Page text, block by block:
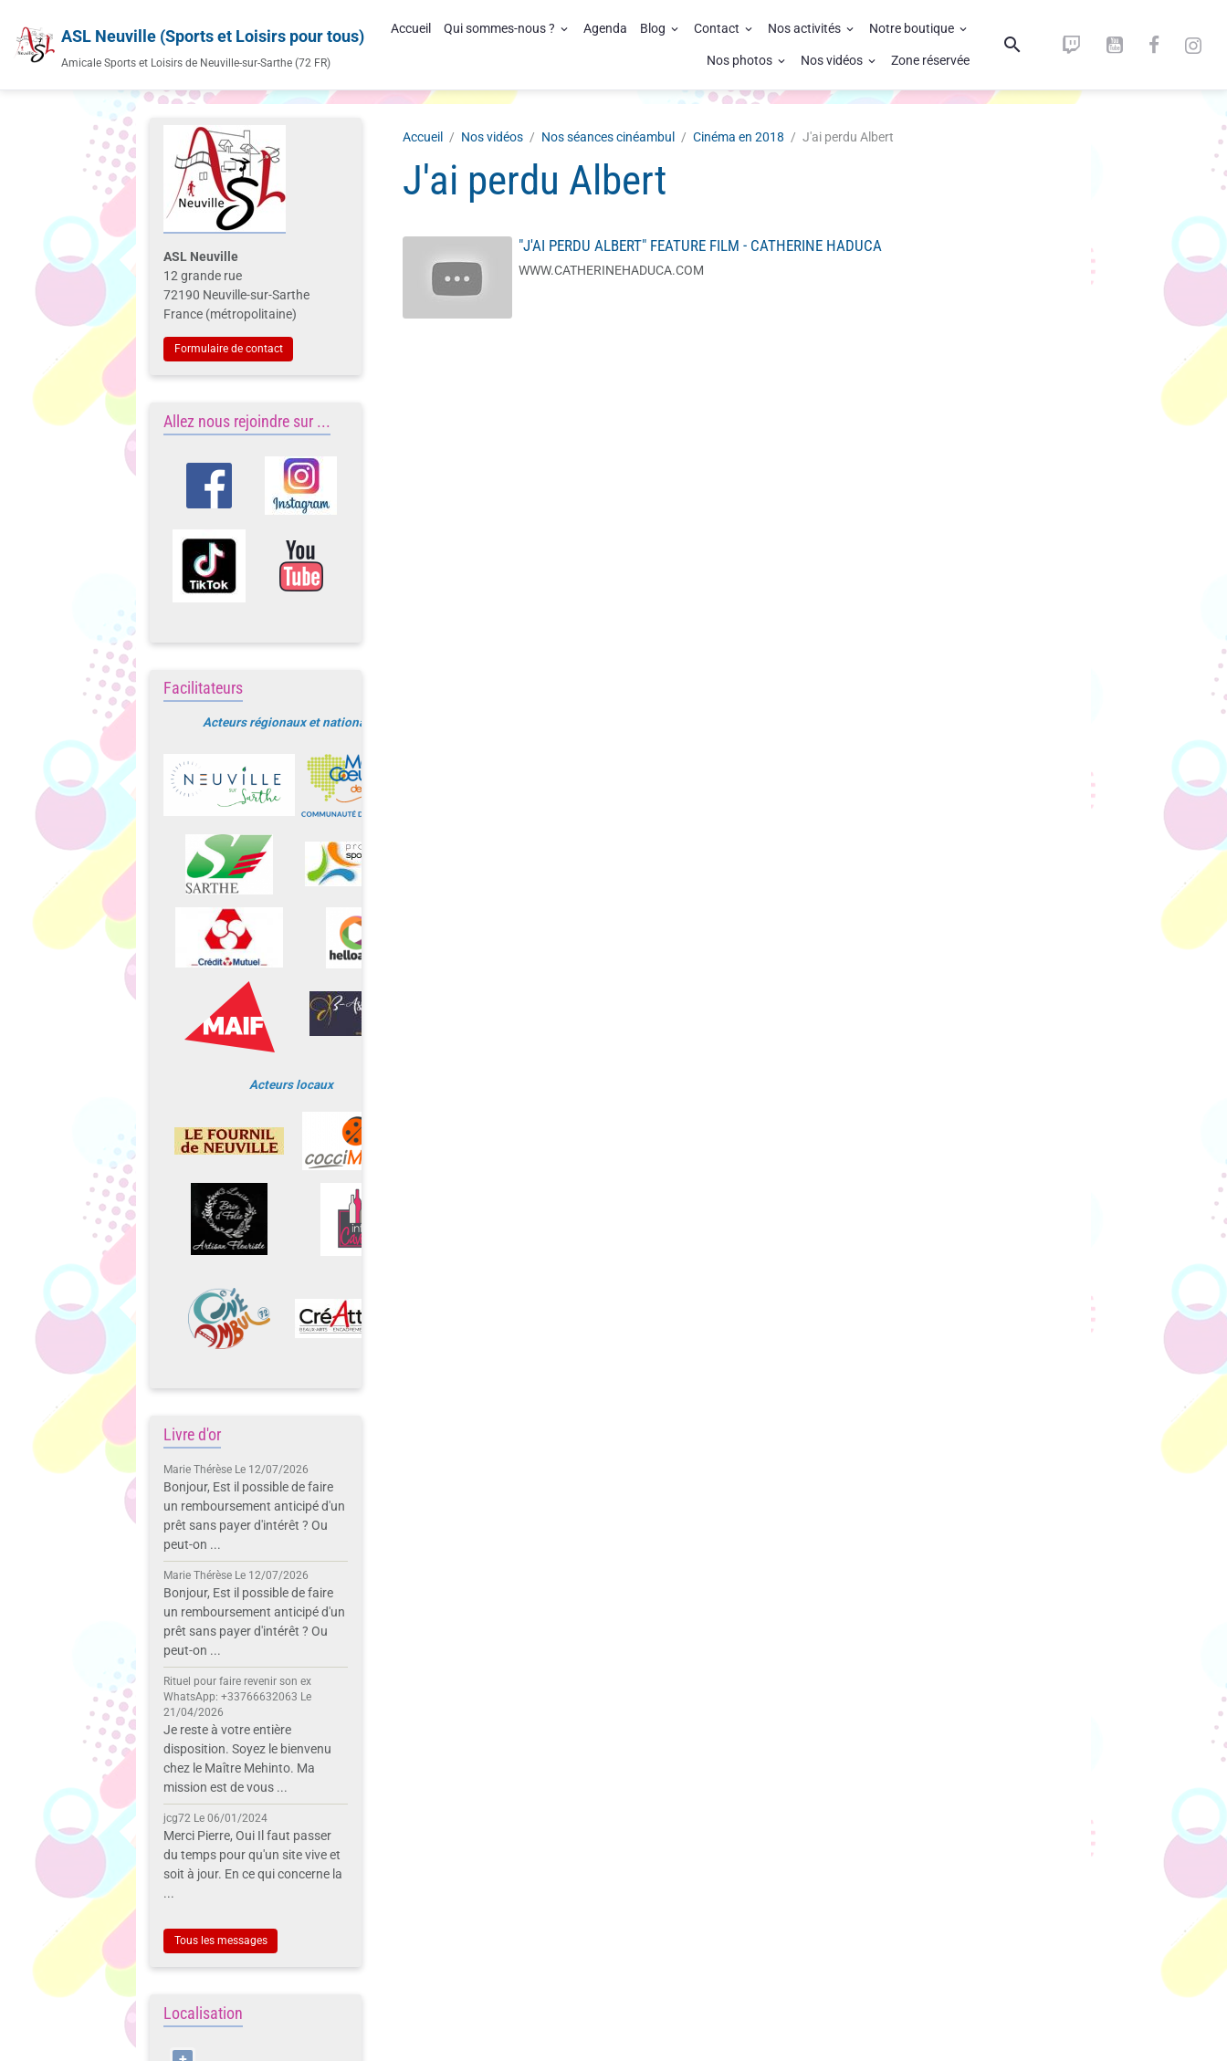
ASL Neuville (Sports et Loisirs pour tous)
Amicale Sports et Loisirs de Neuville-sur-Sarthe (72 FR)
Accueil Qui sommes-nous ? Agenda Blog Contact Nos activités Notre boutique
Nos photos Nos vidéos Zone réservée
Accueil Nos vidéos Nos séances cinéambul Cinéma en 2018 J'ai perdu Albert
J'ai perdu Albert
"J'AI PERDU ALBERT" FEATURE FILM - CATHERINE HADUCA
WWW.CATHERINEHADUCA.COM
ASL Neuville
12 grande rue
72190 Neuville-sur-Sarthe
France (métropolitaine)
Formulaire de contact
Allez nous rejoindre sur ...
Facilitateurs
Acteurs régionaux et nationaux
Acteurs locaux
Livre d'or
Marie Thérèse Le 12/07/2026
Bonjour, Est il possible de faire
un remboursement anticipé d'un
prêt sans payer d'intérêt ? Ou
peut-on ...
Marie Thérèse Le 12/07/2026
Bonjour, Est il possible de faire
un remboursement anticipé d'un
prêt sans payer d'intérêt ? Ou
peut-on ...
Rituel pour faire revenir son ex
WhatsApp: +33766632063 Le
21/04/2026
Je reste à votre entière
disposition. Soyez le bienvenu
chez le Maître Mehinto. Ma
mission est de vous ...
jcg72 Le 06/01/2024
Merci Pierre, Oui Il faut passer
du temps pour qu'un site vive et
soit à jour. En ce qui concerne la
...
Tous les messages
Localisation